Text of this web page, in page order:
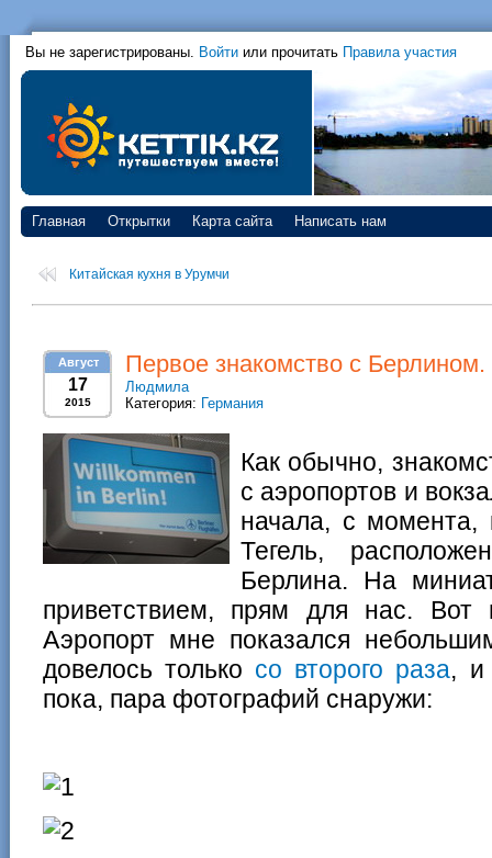
Вы не зарегистрированы. Войти или прочитать Правила участия
Главная Открытки Карта сайта Написать нам
Китайская кухня в Урумчи
Август
17
2015
Первое знакомство с Берлином.
Людмила
Категория: Германия
Как обычно,
с аэропортов и
начала, с момента,
Тегель,
Берлина. На
приветствием, прям для нас.
Аэропорт мне показался
довелось только со второго раза, и
пока, пара фотографий снаружи: